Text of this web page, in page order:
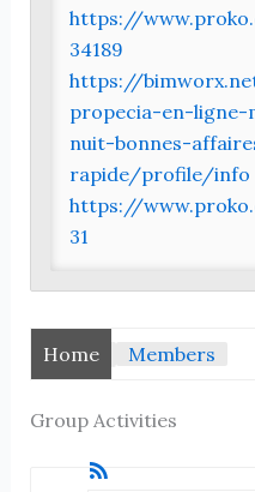
https://
34189
https://
propecia-en-
nuit-bonnes-
rapide/profile/info
https://
31
Home Members
Group Activities
RSS